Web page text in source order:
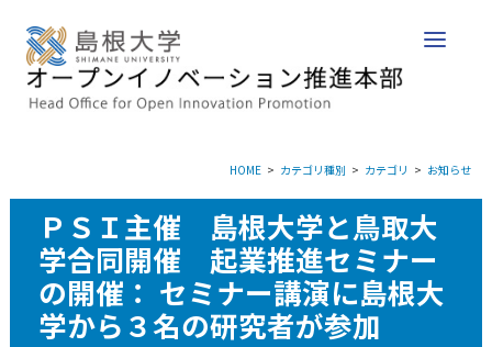
HOME カテゴリ種別 カテゴリ お知らせ
ＰＳＩ主催 島根大学と鳥取大
学合同開催 起業推進セミナー
の開催： セミナー講演に島根大
学から３名の研究者が参加